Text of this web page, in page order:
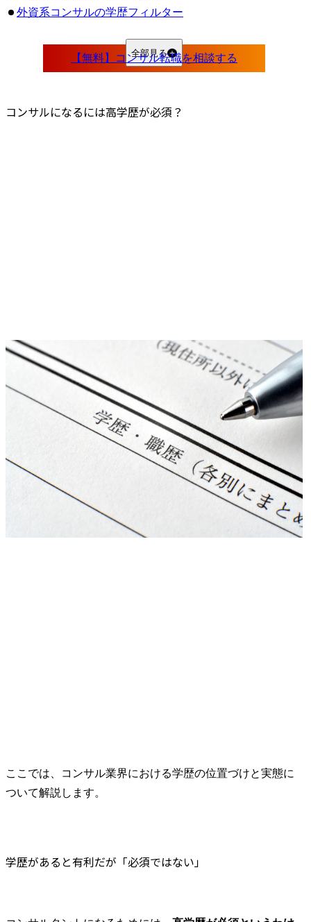
外資系コンサルの学歴フィルター
コンサル転職を成功させるための学歴別アプローチ
高学歴出身者（東大・京大・早慶など）
学歴に自信がない方（上記以外の大学・既卒など）
プロの支援で選考突破力を高める
学歴に自信がない人のコンサル転職成功事例
事例1：Web系ベンチャーから外資戦略コンサルへ
事例2：製薬業界（MR）からM&Aコンサルタントへ転職
コンサルの学歴に関するFAQ
Q1.コンサル業界では学歴がすべてですか？
Q3.学歴をカバーするために、何か資格を取得すべきですか？
【学歴に自信がない人へ】コンサル業界への転職ならMyVision
全部見る
コンサルになるには高学歴が必須？
ここでは、コンサル業界における学歴の位置づけと実態に
ついて解説します。
学歴があると有利だが「必須ではない」